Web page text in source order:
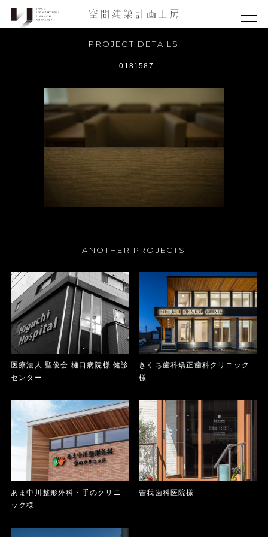
PROJECT DETAILS
_0181587
ANOTHER PROJECTS
医療法人 聖俊会 樋口病院様 健診
センター
きくち歯科矯正歯科クリニック
様
あま中川整形外科・手のクリニ
ック様
曽我歯科医院様